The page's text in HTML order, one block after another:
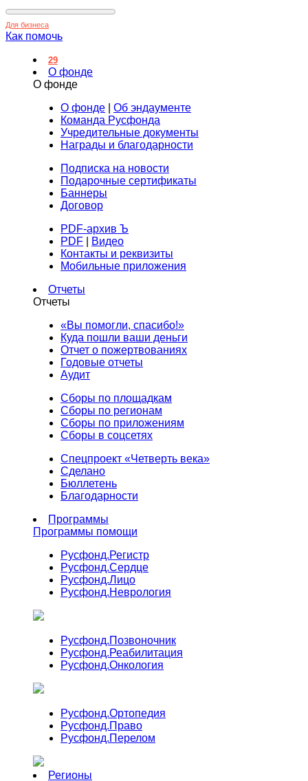
Для бизнеса
Как помочь
29
О фонде
О фонде
О фонде
Об эндаументе
Команда Русфонда
Учредительные документы
Награды и благодарности
Подписка на новости
Подарочные сертификаты
Баннеры
Договор
PDF-архив Ъ
PDF
Видео
Контакты и реквизиты
Мобильные приложения
Отчеты
Отчеты
«Вы помогли, спасибо!»
Куда пошли ваши деньги
Отчет о пожертвованиях
Годовые отчеты
Аудит
Сборы по площадкам
Сборы по регионам
Сборы по приложениям
Сборы в соцсетях
Спецпроект «Четверть века»
Сделано
Бюллетень
Благодарности
Программы
Программы помощи
Русфонд.Регистр
Русфонд.Сердце
Русфонд.Лицо
Русфонд.Неврология
Русфонд.Позвоночник
Русфонд.Реабилитация
Русфонд.Онкология
Русфонд.Ортопедия
Русфонд.Право
Русфонд.Перелом
Регионы